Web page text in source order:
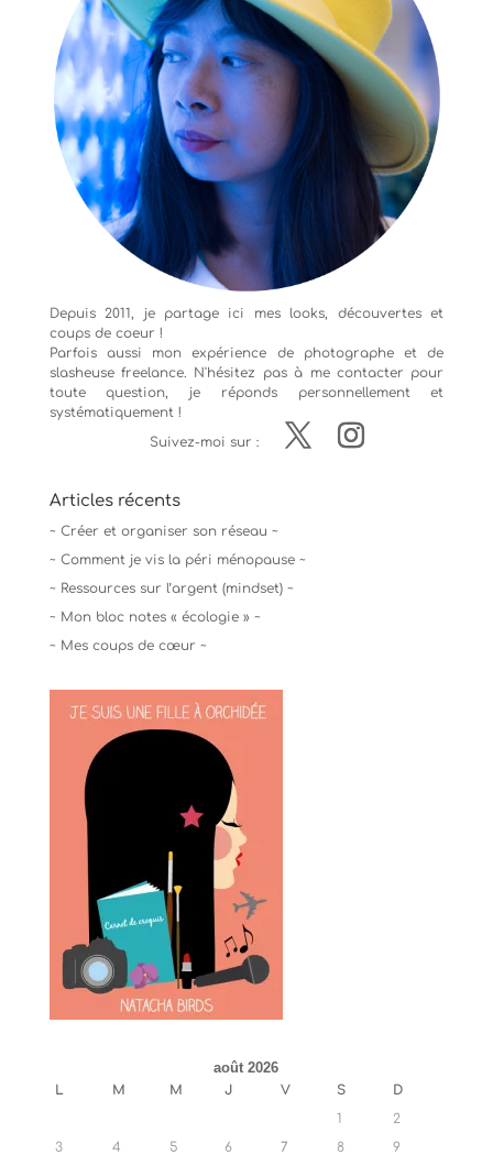
Depuis 2011, je partage ici mes looks, découvertes et
coups de coeur !
Parfois aussi mon expérience de photographeet de
slasheuse freelance. N'hésitez pas à me contacter pour
toute question, je réponds personnellement et
systématiquement !
Suivez-moi sur :
Articles récents
~ Créer et organiser son réseau ~
~ Comment je vis la péri ménopause ~
~ Ressources sur l’argent (mindset) ~
~ Mon bloc notes « écologie » ~
~ Mes coups de cœur ~
août 2026
L M M J V S
D
1
2
3
4 5 6 7 8 9